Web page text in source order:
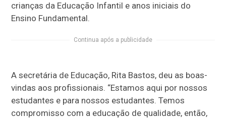
crianças da Educação Infantil e anos iniciais do
Ensino Fundamental.
Continua após a publicidade
A secretária de Educação, Rita Bastos, deu as boas-
vindas aos profissionais. “Estamos aqui por nossos
estudantes e para nossos estudantes. Temos
compromisso com a educação de qualidade, então,